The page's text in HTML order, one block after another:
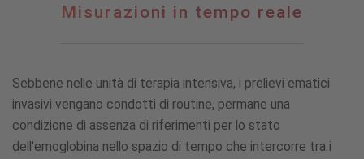
MisurazioniMisurazioni in tempo reale
Sebbene nelle unità di terapia intensiva, i prelievi ematici
invasivi vengano condotti di routine, permane una
condizione di assenza di riferimenti per lo stato
dell'emoglobina nello spazio di tempo che intercorre tra i